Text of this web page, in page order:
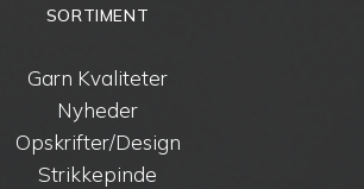
SORTIMENT
Garn Kvaliteter
Nyheder
Opskrifter/Design
Strikkepinde